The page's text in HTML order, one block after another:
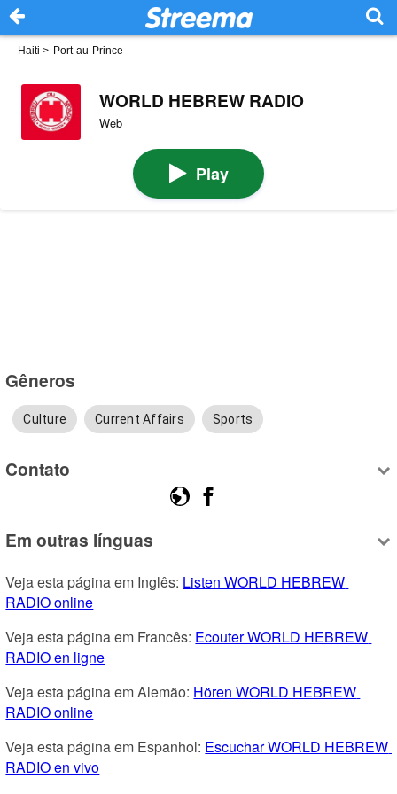
Haiti > Port-au-Prince
WORLD HEBREW RADIO
Web
Play
Gêneros
Culture Current Affairs Sports
Contato
Em outras línguas
Veja esta página em Inglês: Listen WORLD HEBREW
RADIO online
Veja esta página em Francês: Ecouter WORLD HEBREW
RADIO en ligne
Veja esta página em Alemão: Hören WORLD HEBREW
RADIO online
Veja esta página em Espanhol: Escuchar WORLD HEBREW
RADIO en vivo